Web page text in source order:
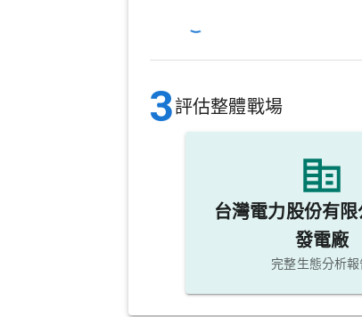
3評估整體戰場
台灣電力股份有
發電廠
完整生態分析報